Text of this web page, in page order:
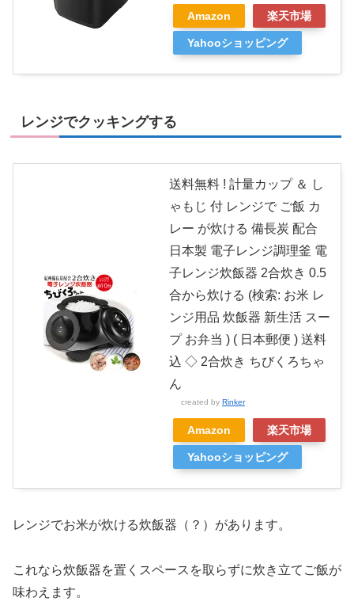
Amazon 楽天市場
Yahooショッピング
レンジでクッキングする
送料無料 ! 計量カップ ＆ し
ゃもじ 付 レンジで ご飯 カ
レー が炊ける 備長炭 配合
日本製 電子レンジ調理釜 電
子レンジ炊飯器 2合炊き 0.5
合から炊ける (検索: お米 レ
ンジ用品 炊飯器 新生活 スー
プ お弁当 ) ( 日本郵便 ) 送料
込 ◇ 2合炊き ちびくろちゃ
ん
created by Rinker
Amazon 楽天市場
Yahooショッピング
レンジでお米が炊ける炊飯器（？）があります。
これなら炊飯器を置くスペースを取らずに炊き立てご飯が
味わえます。